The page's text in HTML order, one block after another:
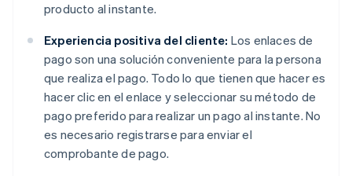
producto al instante.
Experiencia positiva del cliente: Los enlaces de
pago son una solución conveniente para la persona
que realiza el pago. Todo lo que tienen que hacer es
hacer clic en el enlace y seleccionar su método de
pago preferido para realizar un pago al instante. No
es necesario registrarse para enviar el
comprobante de pago.